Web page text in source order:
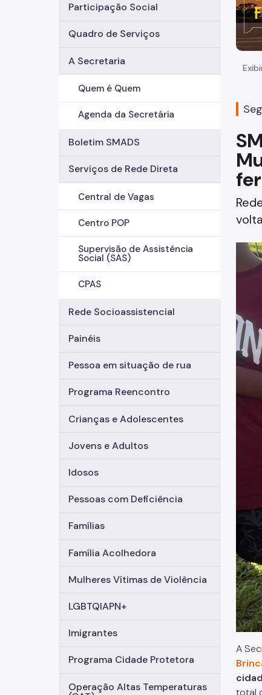
Participação Social
Quadro de Serviços
A Secretaria
Quem é Quem
Agenda da Secretária
Boletim SMADS
Serviços de Rede Direta
Central de Vagas
Centro POP
Supervisão de Assistência
Social (SAS)
CPAS
Rede Socioassistencial
Painéis
Pessoa em situação de rua
Programa Reencontro
Crianças e Adolescentes
Jovens e Adultos
Idosos
Pessoas com Deficiência
Famílias
Família Acolhedora
Mulheres Vítimas de Violência
LGBTQIAPN+
Imigrantes
Programa Cidade Protetora
Operação Altas Temperaturas
A
total